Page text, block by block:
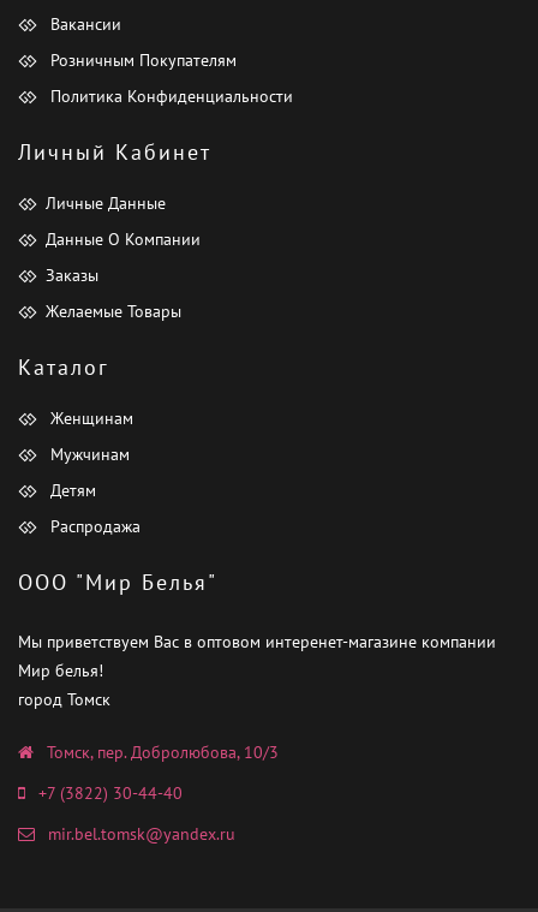
Вакансии
Розничным Покупателям
Политика Конфиденциальности
Личный Кабинет
Личные Данные
Данные О Компании
Заказы
Желаемые Товары
Каталог
Женщинам
Мужчинам
Детям
Распродажа
ООО "Мир Белья"
Мы приветствуем Вас в оптовом интеренет-магазине компании
Мир белья!
город Томск
Томск, пер. Добролюбова, 10/3
+7 (3822) 30-44-40
mir.bel.tomsk@yandex.ru